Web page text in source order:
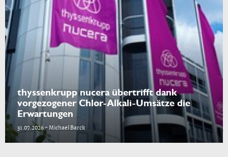
thyssenkrupp nucera übertrifft dank
vorgezogener Chlor-Alkali-Umsätze die
Erwartungen
31.07.2026 - Michael Barck